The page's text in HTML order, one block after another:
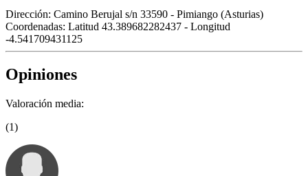
Dirección: Camino Berujal s/n 33590 - Pimiango (Asturias)
Coordenadas: Latitud 43.389682282437 - Longitud
-4.541709431125
Opiniones
Valoración media:
(1)